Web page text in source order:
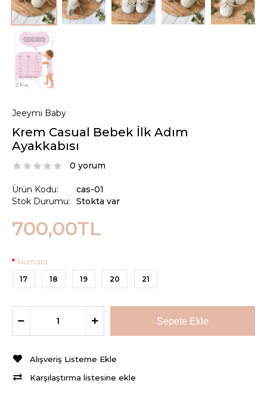
Jeeymi Baby
Krem Casual Bebek İlk Adım
Ayakkabısı
0 yorum
Ürün Kodu:
Stok Durumu:
cas-01
Stokta var
700,00TL
Numara
17 18 19 20 21
Alışveriş Listeme Ekle
Karşılaştırma listesine ekle